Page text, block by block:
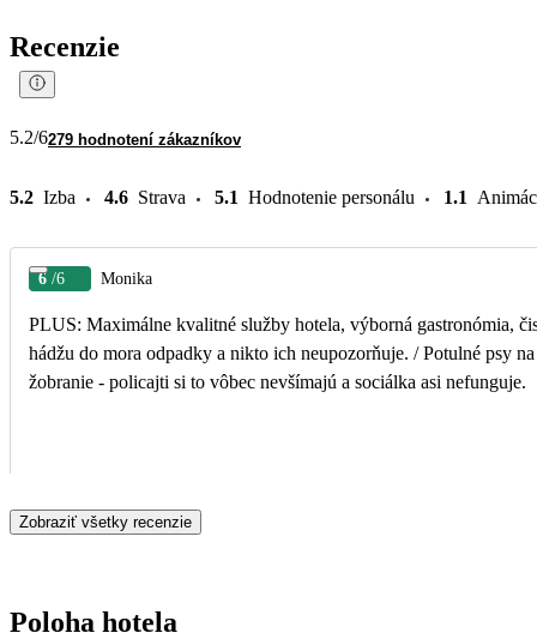
Recenzie
5.2/6279 hodnotení zákazníkov
5.2 Izba 4.6 Strava 5.1 Hodnotenie personálu 1.1
6 /6 Monika
PLUS: Maximálne kvalitné služby hotela, výborná gastronómia,
hádžu do mora odpadky a nikto ich neupozorňuje. / Potulné psy na pláži!!!/ Medúzy v mori, na ktoré nikto neupozornil./ Žobráci na promenáde, ktorí
žobranie - policajti si to vôbec nevšímajú a sociálka asi nefunguje.
Zobraziť všetky recenzie
Poloha hotela